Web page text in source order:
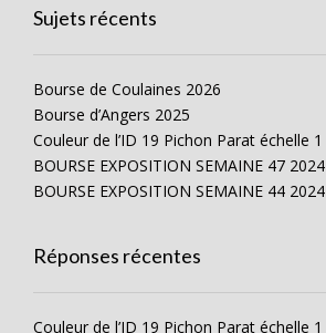
Sujets récents
Bourse de Coulaines 2026
Bourse d’Angers 2025
Couleur de l’ID 19 Pichon Parat échelle 1
BOURSE EXPOSITION SEMAINE 47 2024
BOURSE EXPOSITION SEMAINE 44 2024
Réponses récentes
Couleur de l’ID 19 Pichon Parat échelle 1